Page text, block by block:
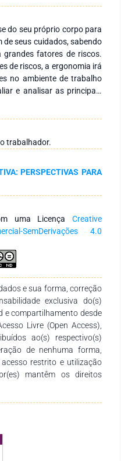
do seu próprio corpo para
de seus cuidados, sabendo
fatores de riscos.
de riscos, a ergonomia irá
no ambiente de trabalho
e analisar as principais
de fisioterapia em seu
e Método: É um
do tipo observacional, de
parte da amostra 11
e 50 anos, sendo todos
pelo questionário
avaliação corporal nas
através dos recursos da
desta avaliação foi
RULA. Os dados foram
, sendo a significância do
se que 99% tinham idade
82% exerciam sua
de trabalho, 64%
do trabalho por algum
de traumato-ortopedia
ter dor na região da
na região do trapézio .
que os participantes de
um alto índice de
E que as dores na
frequentes, devido as
trabalhador.
PERSPECTIVAS PARA
uma Licença Creative
SemDerivações 4.0
e sua forma, correção
exclusiva do(s)
e compartilhamento desde
Livre (Open Access),
ao(s) respectivo(s)
de nenhuma forma,
restrito e utilização
mantêm os direitos